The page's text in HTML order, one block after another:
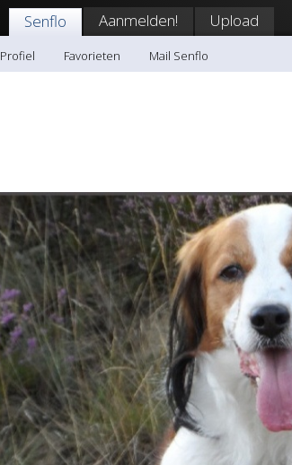
Senflo Aanmelden! Upload
Profiel Favorieten
Mail Senflo